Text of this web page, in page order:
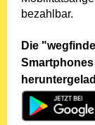
bezahlbar.
Die